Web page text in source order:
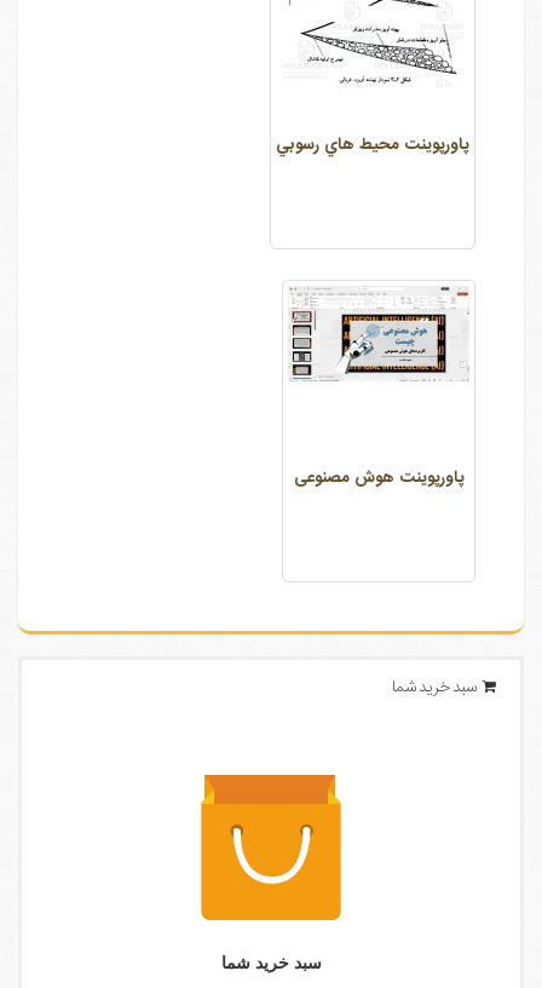
پاورپوینت محيط هاي رسوبي
پاورپوینت هوش مصنوعی
سبد خرید شما
سبد خرید شما